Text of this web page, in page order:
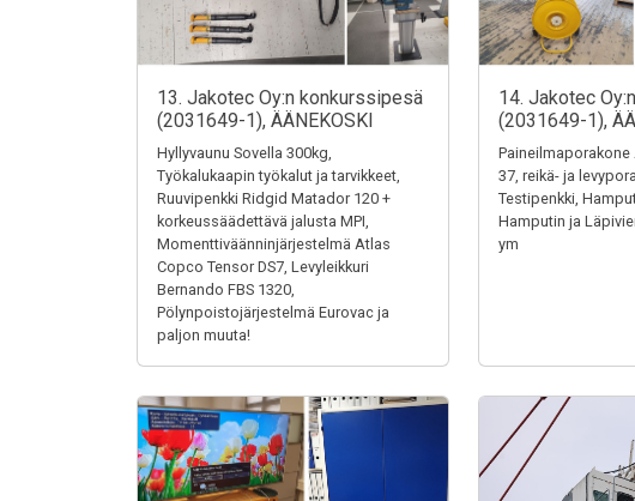
13. Jakotec Oy:n konkurssipesä
(2031649-1), ÄÄNEKOSKI
Hyllyvaunu Sovella 300kg,
Työkalukaapin työkalut ja tarvikkeet,
Ruuvipenkki Ridgid Matador 120 +
korkeussäädettävä jalusta MPI,
Momenttiväänninjärjestelmä Atlas
Copco Tensor DS7, Levyleikkuri
Bernando FBS 1320,
Pölynpoistojärjestelmä Eurovac ja
paljon muuta!
14. Jakotec
(2031649-1),
37, reikä- ja
Testipenkki,
Hamputin ja
ym